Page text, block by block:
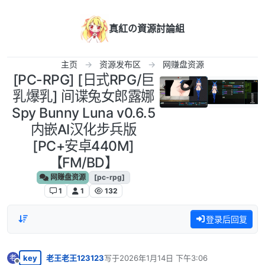
真紅の資源討論組
主页 资源发布区 网赚盘资源
[PC-RPG] [日式RPG/巨
乳爆乳] 间谍兔女郎露娜
Spy Bunny Luna v0.6.5
内嵌AI汉化步兵版
[PC+安卓440M]
【FM/BD】
网赚盘资源
[pc-rpg]
1
1 132
登录后回复
老 key 老王老王123123写于2026年1月14日 下午3:06
最后由 编辑